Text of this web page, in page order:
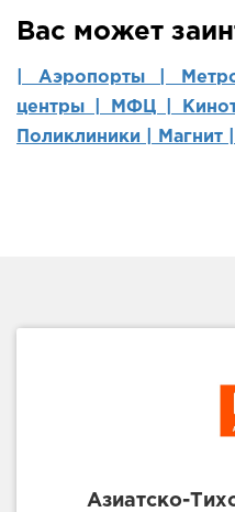
Вас может
| Аэропорты |
центры |
МФЦ |
Поликлиники |
Магнит |
Азиатско-